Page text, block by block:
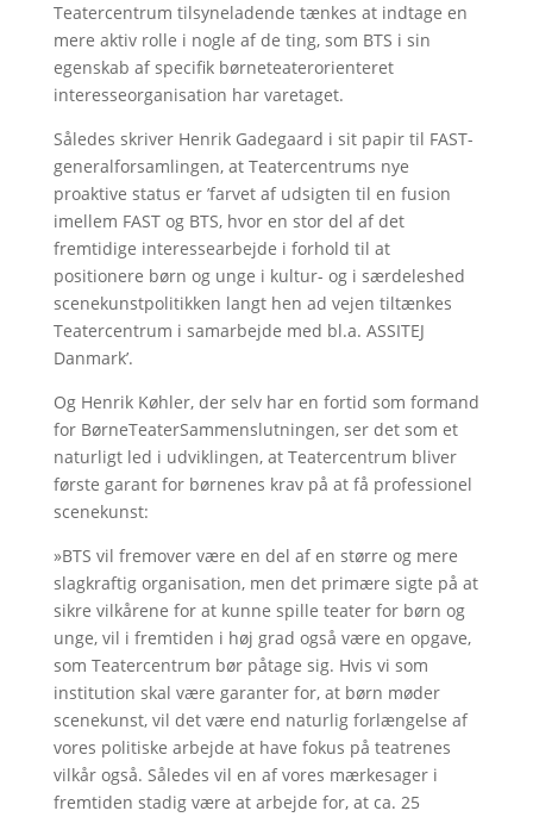
Teatercentrum tilsyneladende tænkes at indtage en
mere aktiv rolle i nogle af de ting, som BTS i sin
egenskab af specifik børneteaterorienteret
interesseorganisation har varetaget.
Således skriver Henrik Gadegaard i sit papir til FAST-
generalforsamlingen, at Teatercentrums nye
proaktive status er ’farvet af udsigten til en fusion
imellem FAST og BTS, hvor en stor del af det
fremtidige interessearbejde i forhold til at
positionere børn og unge i kultur- og i særdeleshed
scenekunstpolitikken langt hen ad vejen tiltænkes
Teatercentrum i samarbejde med bl.a. ASSITEJ
Danmark’.
Og Henrik Køhler, der selv har en fortid som formand
for BørneTeaterSammenslutningen, ser det som et
naturligt led i udviklingen, at Teatercentrum bliver
første garant for børnenes krav på at få professionel
scenekunst:
»BTS vil fremover være en del af en større og mere
slagkraftig organisation, men det primære sigte på at
sikre vilkårene for at kunne spille teater for børn og
unge, vil i fremtiden i høj grad også være en opgave,
som Teatercentrum bør påtage sig. Hvis vi som
institution skal være garanter for, at børn møder
scenekunst, vil det være end naturlig forlængelse af
vores politiske arbejde at have fokus på teatrenes
vilkår også. Således vil en af vores mærkesager i
fremtiden stadig være at arbejde for, at ca. 25